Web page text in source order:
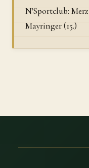
N'Sportclub:
Mayringer (15.)